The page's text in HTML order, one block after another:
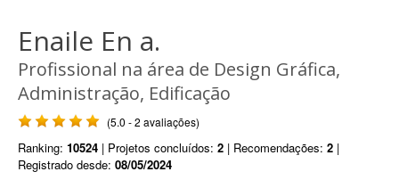
Enaile En a.
Profissional na área de Design Gráfica,
Administração, Edificação
(5.0 - 2 avaliações)
Ranking: 10524 | Projetos concluídos: 2 | Recomendações: 2 |
Registrado desde: 08/05/2024